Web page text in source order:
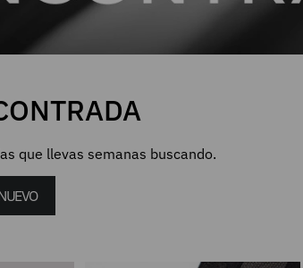
que llevas semanas buscando.